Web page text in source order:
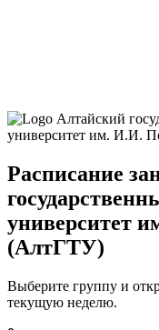
Расписание
университет
(АлтГТУ)
Выберите группу и
текущую неделю.